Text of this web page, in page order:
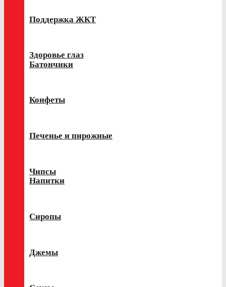
Поддержка ЖКТ
Здоровье глаз
Батончики
Конфеты
Печенье и пирожные
Чипсы
Напитки
Сиропы
Джемы